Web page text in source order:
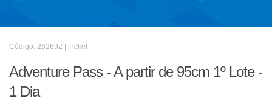
Código: 262692 | Ticket
Adventure Pass - A partir de 95cm 1º Lote -
1 Dia